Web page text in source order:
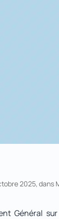
2025, dans
Général